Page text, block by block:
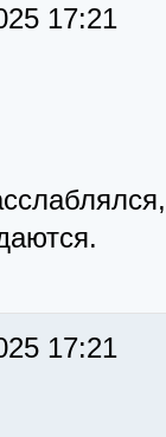
17:21
17:21